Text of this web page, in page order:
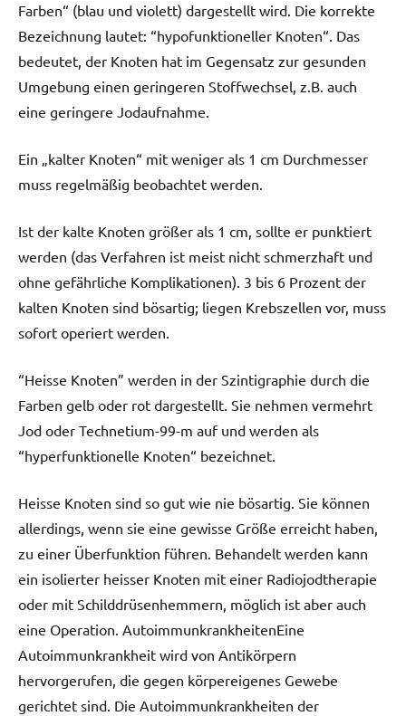
Farben“ (blau und violett) dargestellt wird. Die korrekte
Bezeichnung lautet: “hypofunktioneller Knoten“. Das
bedeutet, der Knoten hat im Gegensatz zur gesunden
Umgebung einen geringeren Stoffwechsel, z.B. auch
eine geringere Jodaufnahme.
Ein „kalter Knoten“ mit weniger als 1 cm Durchmesser
muss regelmäßig beobachtet werden.
Ist der kalte Knoten größer als 1 cm, sollte er punktiert
werden (das Verfahren ist meist nicht schmerzhaft und
ohne gefährliche Komplikationen). 3 bis 6 Prozent der
kalten Knoten sind bösartig; liegen Krebszellen vor, muss
sofort operiert werden.
“Heisse Knoten” werden in der Szintigraphie durch die
Farben gelb oder rot dargestellt. Sie nehmen vermehrt
Jod oder Technetium-99-m auf und werden als
“hyperfunktionelle Knoten“ bezeichnet.
Heisse Knoten sind so gut wie nie bösartig. Sie können
allerdings, wenn sie eine gewisse Größe erreicht haben,
zu einer Überfunktion führen. Behandelt werden kann
ein isolierter heisser Knoten mit einer Radiojodtherapie
oder mit Schilddrüsenhemmern, möglich ist aber auch
eine Operation. AutoimmunkrankheitenEine
Autoimmunkrankheit wird von Antikörpern
hervorgerufen, die gegen körpereigenes Gewebe
gerichtet sind. Die Autoimmunkrankheiten der